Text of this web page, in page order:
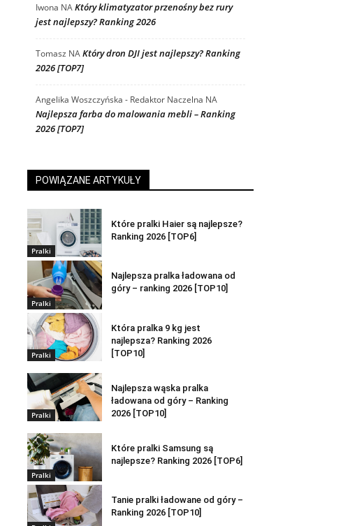
Iwona NAKtóry klimatyzator przenośny bez rury
jest najlepszy? Ranking 2026
Tomasz NAKtóry dron DJI jest najlepszy? Ranking
2026 [TOP7]
Angelika Woszczyńska - Redaktor Naczelna NA
Najlepsza farba do malowania mebli – Ranking
2026 [TOP7]
POWIĄZANE ARTYKUŁY
Pralki
Które pralki Haier są najlepsze?
Ranking 2026 [TOP6]
Pralki
Najlepsza pralka ładowana od
góry – ranking 2026 [TOP10]
Pralki
Która pralka 9 kg jest
najlepsza? Ranking 2026
[TOP10]
Pralki
Najlepsza wąska pralka
ładowana od góry – Ranking
2026 [TOP10]
Pralki
Które pralki Samsung są
najlepsze? Ranking 2026 [TOP6]
Tanie pralki ładowane od góry –
Ranking 2026 [TOP10]